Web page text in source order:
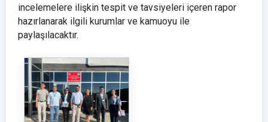
incelemelere ilişkin tespit ve tavsiyeleri içeren rapor
hazırlanarak ilgili kurumlar ve kamuoyu ile
paylaşılacaktır.